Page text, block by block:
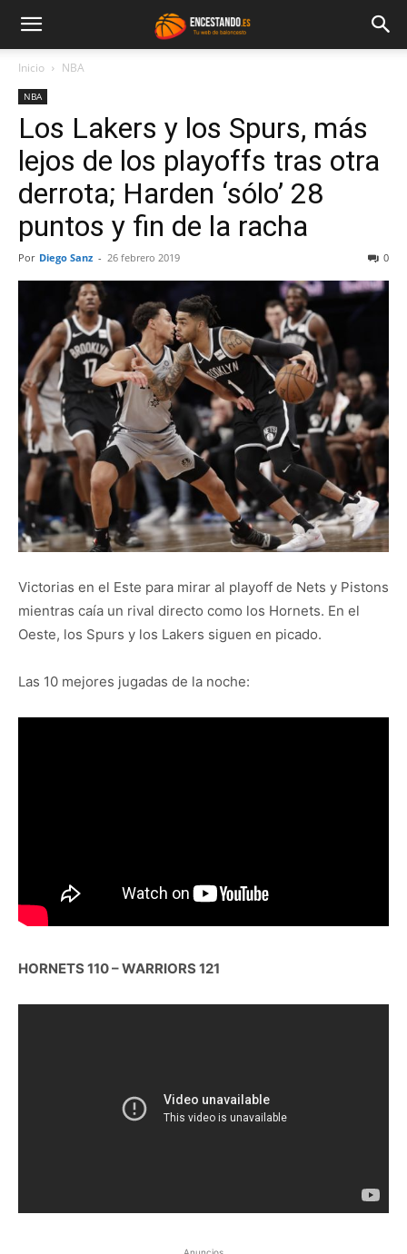
Inicio NBA
NBA
Los Lakers y los Spurs, más
lejos de los playoffs tras otra
derrota; Harden ‘sólo’ 28
puntos y fin de la racha
Por Diego Sanz - 26 febrero 2019 0
Victorias en el Este para mirar al playoff de Nets y Pistons
mientras caía un rival directo como los Hornets. En el
Oeste, los Spurs y los Lakers siguen en picado.
Las 10 mejores jugadas de la noche:
HORNETS 110 – WARRIORS 121